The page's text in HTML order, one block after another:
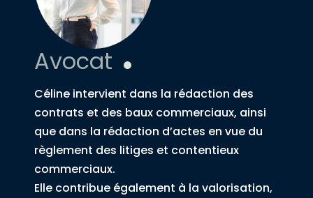
Avocat
Céline intervient dans la rédaction des
contrats et des baux commerciaux, ainsi
que dans la rédaction d’actes en vue du
règlement des litiges et contentieux
commerciaux.
Elle contribue également à la valorisation,